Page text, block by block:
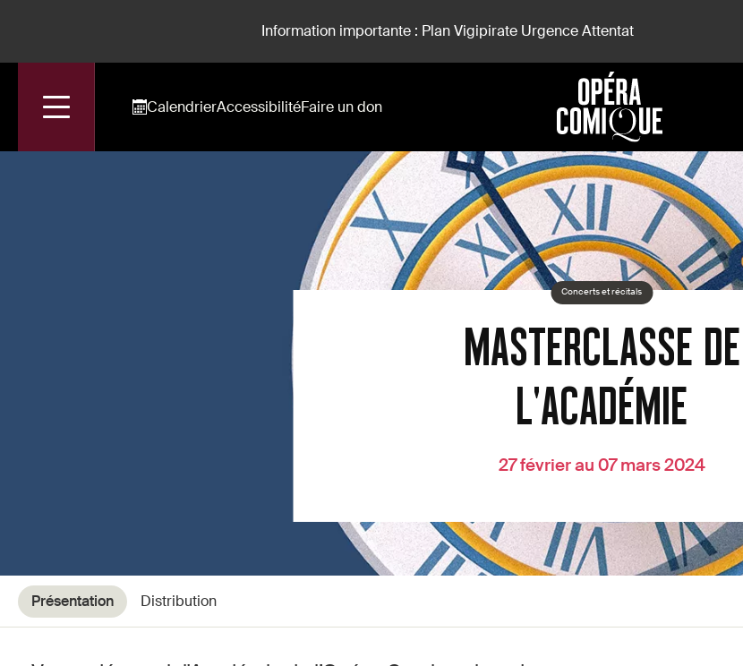
Information importante : Plan Vigipirate Urgence Attentat
CalendrierAccessibilitéFaire un don
Accueil Spectacles Masterclasse de L'Académie
Concerts et récitals
MASTERCLASSE DE
L'ACADÉMIE
27 février au 07 mars 2024
Présentation Distribution